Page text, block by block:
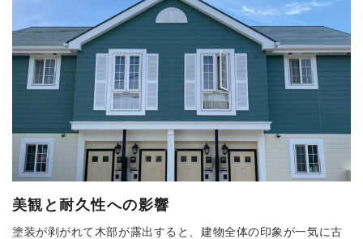
美観と耐久性への影響
塗装が剥がれて木部が露出すると、建物全体の印象が一気に古